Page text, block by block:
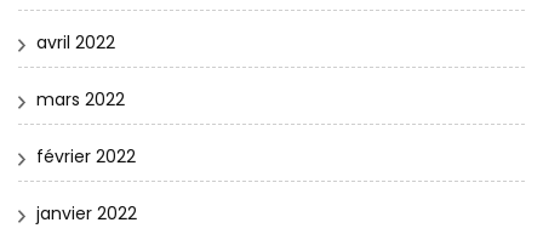
avril 2022
mars 2022
février 2022
janvier 2022